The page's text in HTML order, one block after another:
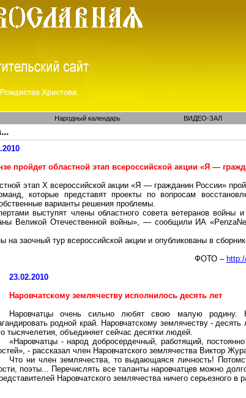
Народный календарь ВИДЕО-ЗАЛ
пройдет областной этап всероссийской акции «Я —
этап X всероссийской акции «Я — гражданин России»
которые представят проекты по вопросам
варианты решения проблемы.
выступят члены областного совета ветеранов
Великой Отечественной войны», — сообщили ИА «
на заочный тур всероссийской акции и опубликованы в
ФОТО –
23.02.2010
Наровчатскому землячеству исполнилось десять лет
Наровчатцы очень сильно любят свою малую родину.
родной край. Наровчатскому землячеству - десять
тысячелетия, объединяет сейчас десятки людей.
«Наровчатцы - народ добросердечный, работящий,
- рассказал член Наровчатского землячества Виктор
Что ни член землячества, то выдающаяся личность!
поэты... Перечислять все талантынаровчатцев можно
Наровчатского землячества ничего серьезного в